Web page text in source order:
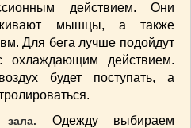
действием. Они
мышцы, а также
Для бега лучше подойдут
охлаждающим действием.
будет поступать, а
Одежду выбираем